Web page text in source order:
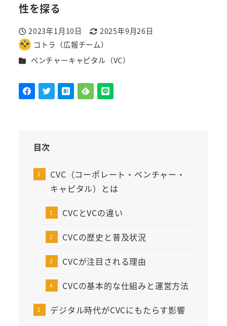
性を探る
投稿日
2023年1月10日
更新日
2025年9月26日
著
者
コトラ（広報チーム）
カテゴリー
ベンチャーキャピタル（VC）
目次
CVC（コーポレート・ベンチャー・
キャピタル）とは
CVCとVCの違い
CVCの歴史と普及状況
CVCが注目される理由
CVCの基本的な仕組みと運営方法
デジタル時代がCVCにもたらす影響